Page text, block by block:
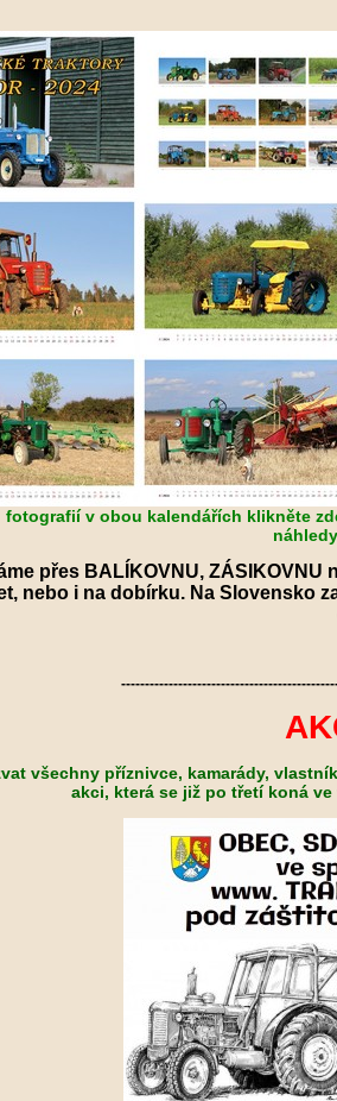
fotografií v obou kalendářích klikněte
přes BALÍKOVNU,
nebo i na dobírku. Na Slovensko
všechny příznivce, kamarády,
akci, která se již po třetí koná